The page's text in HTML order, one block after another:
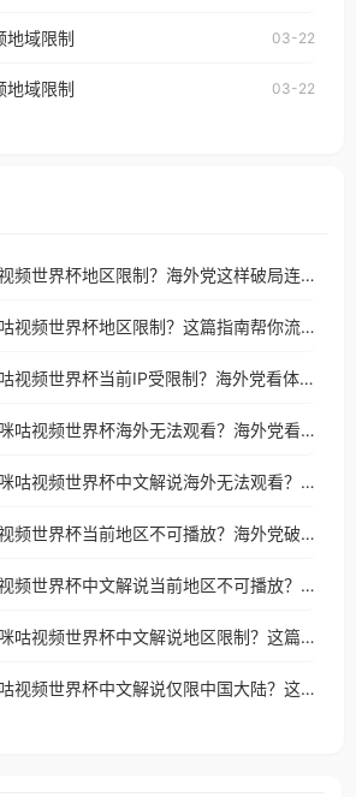
制所困扰。
，且仅能在中国大陆地区播放。 遇到这个问题
听网易云音乐地区版权限制」的问题，无论人在
地域限制 03-22
地域限制 03-22
在香港看咪咕视频世界杯地区限制？海外党这样破局连看7天不卡顿！
在俄罗斯看咪咕视频世界杯地区限制？这篇指南帮你流畅看中文解说赛事
在新加坡看咪咕视频世界杯当前IP受限制？海外党看体育赛事的终极破局指南
在澳大利亚看咪咕视频世界杯海外无法观看？海外党看国内体育直播的终极解法
在澳大利亚看咪咕视频世界杯中文解说海外无法观看？这篇指南帮你搞定所有体育直播难题
在泰国看咪咕视频世界杯当前地区不可播放？海外党破局看中文解说赛事指南
在海外看咪咕视频世界杯中文解说当前地区不可播放？这篇指南帮你搞定所有体育赛事直播难题
在澳大利亚看咪咕视频世界杯中文解说地区限制？这篇指南帮你搞定海外观赛难题
在加拿大看咪咕视频世界杯中文解说仅限中国大陆？这篇指南帮你轻松解锁中文解说和赛事直播